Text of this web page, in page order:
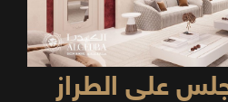
على الطراز